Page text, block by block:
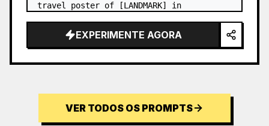
travel poster of [LANDMARK] in
pedestrian viewpoint. Make it f…
EXPERIMENTE AGORA
VER TODOS OS PROMPTS